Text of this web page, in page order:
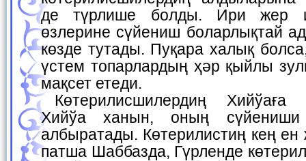
де түрлише болды. Ири жер
өзлерине сүйениш боларлықтай
көзде тутады. Пуқара халық
үстем топарлардың ҳәр қыйлы
мақсет етеди.
Көтерилисшилердиң Хийўаға қарай жылысыўы
Хийўа ханын, оның
албыратады. Көтерилистиң кең
патша Шаббазда, Гүрленде